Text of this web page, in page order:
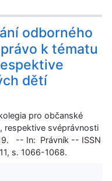
odborného
k tématu
dětí
pro občanské
respektive svéprávnosti
-- In: Právník -- ISSN
s. 1066-1068.